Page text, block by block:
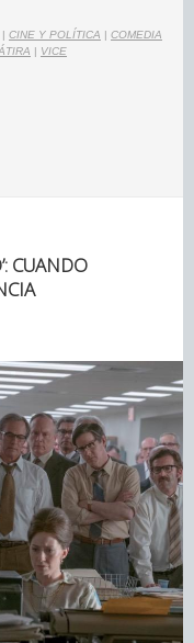
| CINE Y POLÍTICA | COMEDIA
| VICE
CUANDO